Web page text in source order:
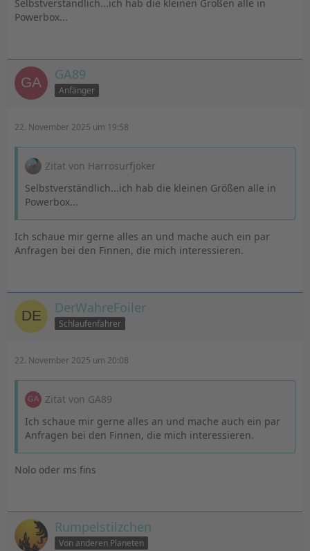
Selbstverständlich...ich hab die kleinen Größen alle in
Powerbox...
GA89
Anfänger
22. November 2025 um 19:58
Zitat von Harrosurfjoker
Selbstverständlich...ich hab die kleinen Größen alle in
Powerbox...
Ich schaue mir gerne alles an und mache auch ein par
Anfragen bei den Finnen, die mich interessieren.
DerWahreFoiler
Schlaufenfahrer
22. November 2025 um 20:08
Zitat von GA89
Ich schaue mir gerne alles an und mache auch ein par
Anfragen bei den Finnen, die mich interessieren.
Nolo oder ms fins
Rumpelstilzchen
Von anderen Planeten